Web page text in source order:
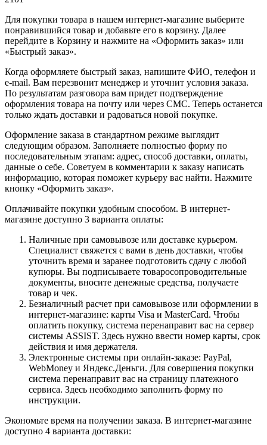
Для покупки товара в нашем интернет-магазине выберите
понравившийся товар и добавьте его в корзину. Далее
перейдите в Корзину и нажмите на «Оформить заказ» или
«Быстрый заказ».
Когда оформляете быстрый заказ, напишите ФИО, телефон и
e-mail. Вам перезвонит менеджер и уточнит условия заказа.
По результатам разговора вам придет подтверждение
оформления товара на почту или через СМС. Теперь останется
только ждать доставки и радоваться новой покупке.
Оформление заказа в стандартном режиме выглядит
следующим образом. Заполняете полностью форму по
последовательным этапам: адрес, способ доставки, оплаты,
данные о себе. Советуем в комментарии к заказу написать
информацию, которая поможет курьеру вас найти. Нажмите
кнопку «Оформить заказ».
Оплачивайте покупки удобным способом. В интернет-
магазине доступно 3 варианта оплаты:
Наличные при самовывозе или доставке курьером.
Специалист свяжется с вами в день доставки, чтобы
уточнить время и заранее подготовить сдачу с любой
купюры. Вы подписываете товаросопроводительные
документы, вносите денежные средства, получаете
товар и чек.
Безналичный расчет при самовывозе или оформлении в
интернет-магазине: карты Visa и MasterCard. Чтобы
оплатить покупку, система перенаправит вас на сервер
системы ASSIST. Здесь нужно ввести номер карты, срок
действия и имя держателя.
Электронные системы при онлайн-заказе: PayPal,
WebMoney и Яндекс.Деньги. Для совершения покупки
система перенаправит вас на страницу платежного
сервиса. Здесь необходимо заполнить форму по
инструкции.
Экономьте время на получении заказа. В интернет-магазине
доступно 4 варианта доставки: